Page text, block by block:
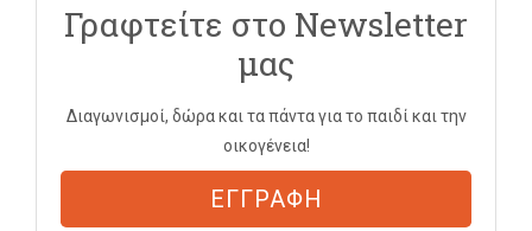
Γραφτείτε στο Newsletter
μας
Διαγωνισμοί, δώρα και τα πάντα για το παιδί και την
οικογένεια!
ΕΓΓΡΑΦΗ